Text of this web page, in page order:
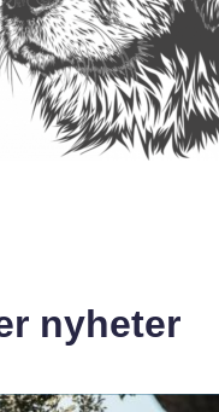
nyheter